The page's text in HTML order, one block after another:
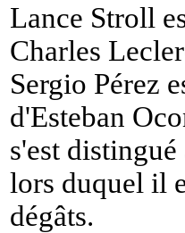
Lance Stroll
Charles
Sergio Pérez
d'Esteban
s'est
lors duquel il
dégâts.